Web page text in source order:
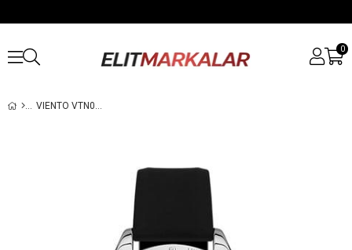
0
VIENTO VTN014110RMS ERKEK KOL SAATI